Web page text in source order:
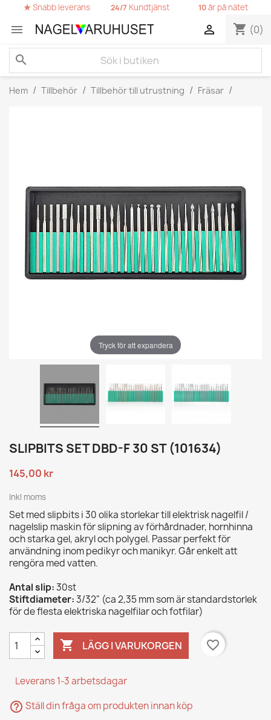
★Snabb leverans 24/7 Kundtjänst 10år på nätet
 shopping_cart (0)

search
Hem Tillbehör Tillbehör till utrustning Fräsar
Tryck för att expandera
SLIPBITS SET DBD-F 30 ST (101634)
145,00 kr
Inkl moms
Set med slipbits i 30 olika storlekar till elektrisk nagelfil /
nagelslip maskin för slipning av förhårdnader, hornhinna
och starka gel, akryl och polygel. Passar perfekt för
användning inom pedikyr och manikyr. Går enkelt att
rengöra med vatten.
Antal slip:30st
Stiftdiameter:3/32" (ca 2,35 mm som är standardstorlek
för de flesta elektriska nagelfilar och fotfilar)
 LÄGG I VARUKORGEN favorite_border
Leverans 1-3 arbetsdagar
help_outline Ställ din fråga om produkten innan köp